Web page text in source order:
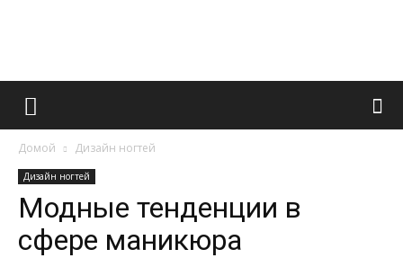
Французский
и
Домой Дизайн ногтей
Дизайн ногтей
Модные тенденции в
сфере маникюра